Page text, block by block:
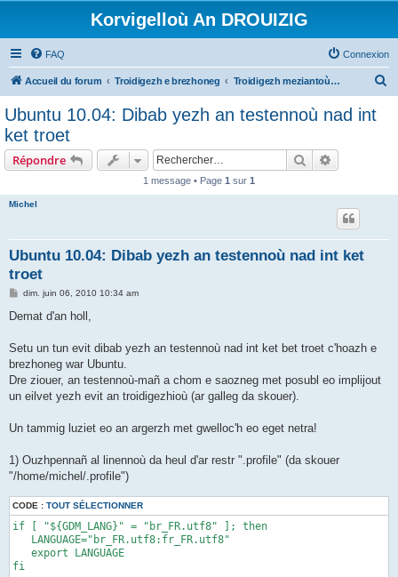
Korvigelloù An DROUIZIG
FAQ Connexion
Accueil du forum Troidigezh e brezhoneg Troidigezh meziantoù all (frank a wirioù evit an darn vrasañ anezho)
Ubuntu 10.04: Dibab yezh an testennoù nad int
ket troet
Répondre Rechercher
1 message • Page 1 sur 1
Michel
Ubuntu 10.04: Dibab yezh an testennoù nad int ket
troet
M
s
g
dim. juin 06, 2010 10:34 am
Demat d'an holl,
Setu un tun evit dibab yezh an testennoù nad int ket bet troet c'hoazh e
brezhoneg war Ubuntu.
Dre ziouer, an testennoù-mañ a chom e saozneg met posubl eo implijout
un eilvet yezh evit an troidigezhioù (ar galleg da skouer).
Un tammig luziet eo an argerzh met gwelloc'h eo eget netra!
1) Ouzhpennañ al linennoù da heul d'ar restr ".profile" (da skouer
"/home/michel/.profile")
CODE : TOUT SÉLECTIONNER
if [ "${GDM_LANG}" = "br_FR.utf8" ]; then
   LANGUAGE="br_FR.utf8:fr_FR.utf8"
   export LANGUAGE
fi